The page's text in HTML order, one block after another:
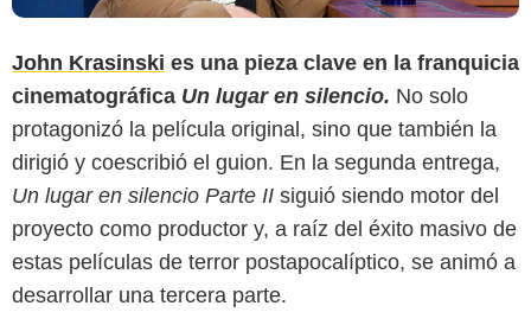
John Krasinski es una pieza clave en la franquicia
cinematográfica Un lugar en silencio. No solo
protagonizó la película original, sino que también la
dirigió y coescribió el guion. En la segunda entrega,
Un lugar en silencio Parte II siguió siendo motor del
proyecto como productor y, a raíz del éxito masivo de
estas películas de terror postapocalíptico, se animó a
desarrollar una tercera parte.
GQ México